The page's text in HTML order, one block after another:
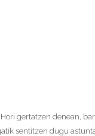
gertatzen denean,
sentitzen dugu